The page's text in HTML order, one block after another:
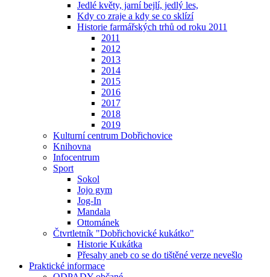
Jedlé květy, jarní bejlí, jedlý les,
Kdy co zraje a kdy se co sklízí
Historie farmářských trhů od roku 2011
2011
2012
2013
2014
2015
2016
2017
2018
2019
Kulturní centrum Dobřichovice
Knihovna
Infocentrum
Sport
Sokol
Jojo gym
Jog-In
Mandala
Ottománek
Čtvrtletník "Dobřichovické kukátko"
Historie Kukátka
Přesahy aneb co se do tištěné verze nevešlo
Praktické informace